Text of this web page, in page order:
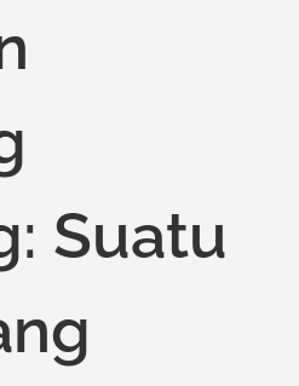
Suatu